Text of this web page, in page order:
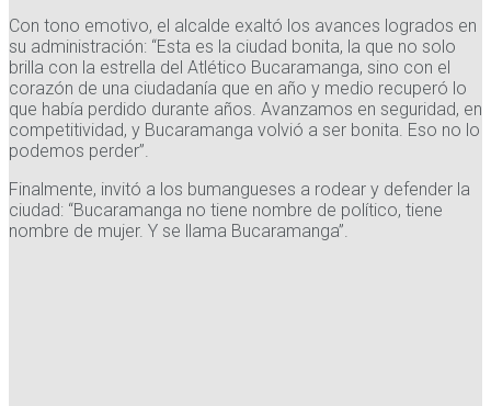
Con tono emotivo, el alcalde exaltó los avances logrados en
su administración: “Esta es la ciudad bonita, la que no solo
brilla con la estrella del Atlético Bucaramanga, sino con el
corazón de una ciudadanía que en año y medio recuperó lo
que había perdido durante años. Avanzamos en seguridad, en
competitividad, y Bucaramanga volvió a ser bonita. Eso no lo
podemos perder”.
Finalmente, invitó a los bumangueses a rodear y defender la
ciudad: “Bucaramanga no tiene nombre de político, tiene
nombre de mujer. Y se llama Bucaramanga”.